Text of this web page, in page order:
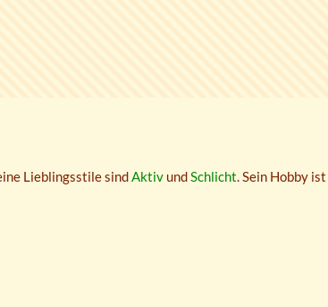
Lieblingsstile sindAktivundSchlicht. Sein Hobby ist